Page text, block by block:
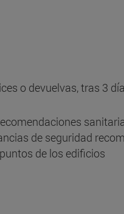
o devuelvas, tras 3
de seguridad
de los edificios